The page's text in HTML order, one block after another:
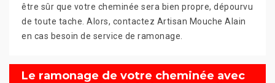
être sûr que votre cheminée sera bien propre, dépourvu
de toute tache. Alors, contactez Artisan Mouche Alain
en cas besoin de service de ramonage.
Le ramonage de votre cheminée avec